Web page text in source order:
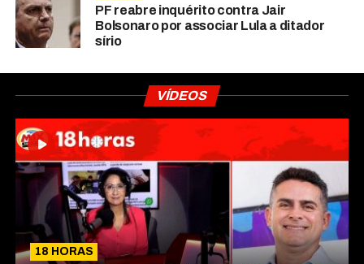
PF reabre inquérito contra Jair
Bolsonaro por associar Lula a ditador
sírio
VÍDEOS
18 HORAS